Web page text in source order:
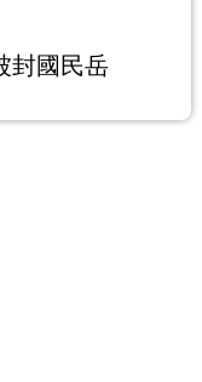
封國民岳